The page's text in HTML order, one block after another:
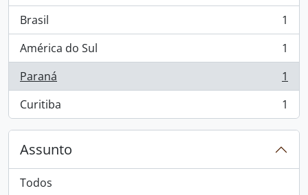
Brasil
, 1 resultados
1
América do Sul
, 1 resultados
1
Paraná
, 1 resultados
1
Curitiba
, 1 resultados 1
Assunto
Todos